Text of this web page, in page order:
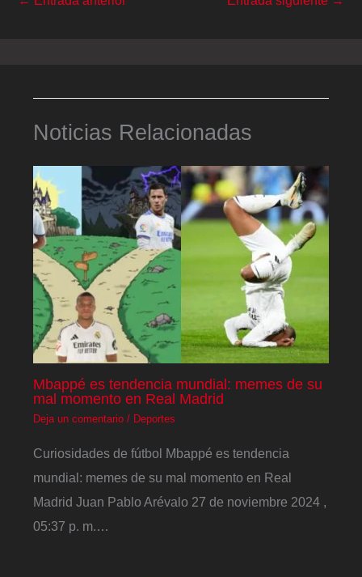
Noticias Relacionadas
Mbappé es tendencia mundial: memes de su
mal momento en Real Madrid
Deja un comentario / Deportes
Curiosidades de fútbol Mbappé es tendencia
mundial: memes de su mal momento en Real
Madrid Juan Pablo Arévalo 27 de noviembre 2024 ,
05:37 p. m.…